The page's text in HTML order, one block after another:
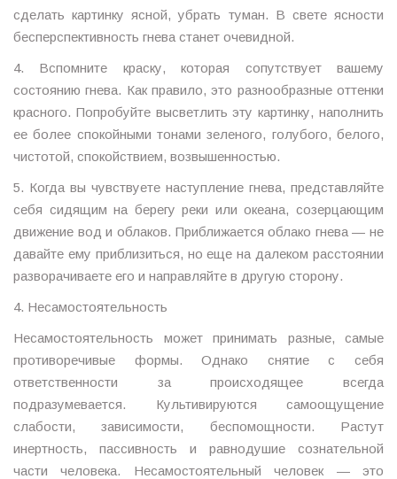
сделать картинку ясной, убрать туман. В свете ясности
бесперспективность гнева станет очевидной.
4. Вспомните краску, которая сопутствует вашему
состоянию гнева. Как правило, это разнообразные оттенки
красного. Попробуйте высветлить эту картинку, наполнить
ее более спокойными тонами зеленого, голубого, белого,
чистотой, спокойствием, возвышенностью.
5. Когда вы чувствуете наступление гнева, представляйте
себя сидящим на берегу реки или океана, созерцающим
движение вод и облаков. Приближается облако гнева — не
давайте ему приблизиться, но еще на далеком расстоянии
разворачиваете его и направляйте в другую сторону.
4. Несамостоятельность
Несамостоятельность может принимать разные, самые
противоречивые формы. Однако снятие с себя
ответственности за происходящее всегда
подразумевается. Культивируются самоощущение
слабости, зависимости, беспомощности. Растут
инертность, пассивность и равнодушие сознательной
части человека. Несамостоятельный человек — это